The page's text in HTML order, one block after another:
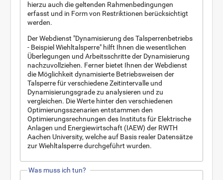
hierzu auch die geltenden Rahmenbedingungen
erfasst und in Form von Restriktionen berücksichtigt
werden.
Der Webdienst "Dynamisierung des Talsperrenbetriebs
- Beispiel Wiehltalsperre" hilft Ihnen die wesentlichen
Überlegungen und Arbeitsschritte der Dynamisierung
nachzuvollziehen. Ferner bietet Ihnen der Webdienst
die Möglichkeit dynamisierte Betriebsweisen der
Talsperre für verschiedene Zeitintervalle und
Dynamisierungsgrade zu analysieren und zu
vergleichen. Die Werte hinter den verschiedenen
Optimierungsszenarien entstammen den
Optimierungsrechnungen des Instituts für Elektrische
Anlagen und Energiewirtschaft (IAEW) der RWTH
Aachen University, welche auf Basis realer Datensätze
zur Wiehltalsperre durchgeführt wurden.
Was muss ich tun?